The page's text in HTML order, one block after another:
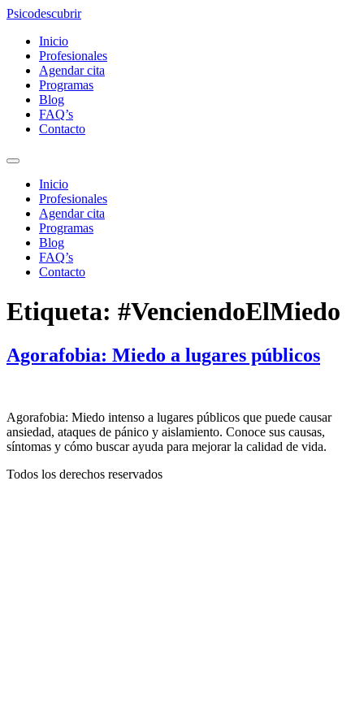
Ir
contenido
Psicodescubrir
Inicio
Profesionales
Agendar cita
Programas
Blog
FAQ’s
Contacto
Inicio
Profesionales
Agendar cita
Programas
Blog
FAQ’s
Contacto
Etiqueta: #VenciendoElMiedo
Agorafobia: Miedo a lugares públicos
Agorafobia: Miedo intenso a lugares públicos que puede causar
ansiedad, ataques de pánico y aislamiento. Conoce sus causas,
síntomas y cómo buscar ayuda para mejorar la calidad de vida.
Todos los derechos reservados